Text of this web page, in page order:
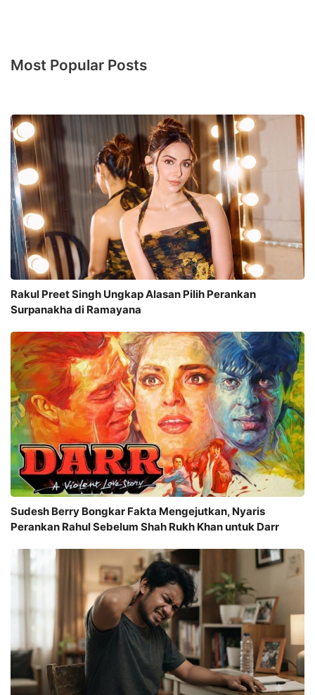
Most Popular Posts
Rakul Preet Singh Ungkap Alasan Pilih Perankan
Surpanakha di Ramayana
Sudesh Berry Bongkar Fakta Mengejutkan, Nyaris
Perankan Rahul Sebelum Shah Rukh Khan untuk Darr